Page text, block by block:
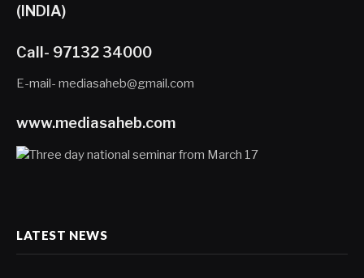
(INDIA)
Call- 97132 34000
E-mail- mediasaheb@gmail.com
www.mediasaheb.com
LATEST NEWS